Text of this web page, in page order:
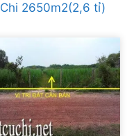
Chi 2650m2(2,6 tỉ)